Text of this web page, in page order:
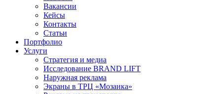
Вакансии
Кейсы
Контакты
Статьи
Портфолио
Услуги
Стратегия и медиа
Исследование BRAND LIFT
Наружная реклама
Экраны в ТРЦ «Мозаика»